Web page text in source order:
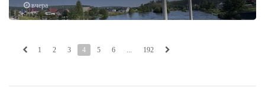
вчера
1 2 3 4 5 6 ... 192